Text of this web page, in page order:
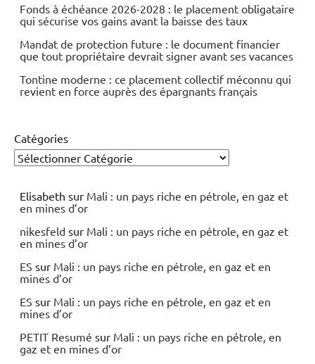
Fonds à échéance 2026-2028 : le placement obligataire
qui sécurise vos gains avant la baisse des taux
Mandat de protection future : le document financier
que tout propriétaire devrait signer avant ses vacances
Tontine moderne : ce placement collectif méconnu qui
revient en force auprès des épargnants français
Catégories
Elisabeth sur Mali : un pays riche en pétrole, en gaz et
en mines d’or
nikesfeld sur Mali : un pays riche en pétrole, en gaz et
en mines d’or
ES sur Mali : un pays riche en pétrole, en gaz et en
mines d’or
ES sur Mali : un pays riche en pétrole, en gaz et en
mines d’or
PETIT Resumé sur Mali : un pays riche en pétrole, en
gaz et en mines d’or